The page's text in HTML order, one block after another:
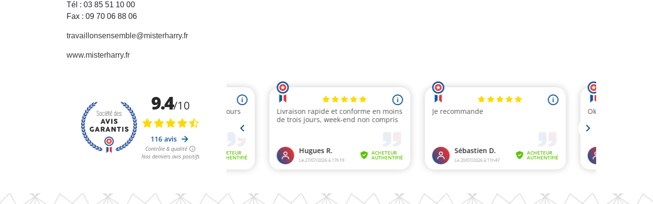
Tél : 03 85 51 10 00
Fax : 09 70 06 88 06
travaillonsensemble@misterharry.fr
www.misterharry.fr